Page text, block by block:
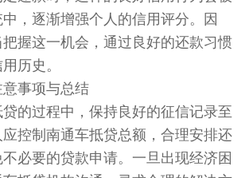
，逐渐增强个人的信用评分。因
握这一机会，通过良好的还款习惯
历史。
事项与总结
的过程中，保持良好的征信记录至
控制南通车抵贷总额，合理安排还
必要的贷款申请。一旦出现经济困